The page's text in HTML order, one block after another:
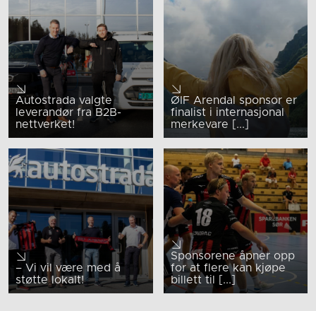
Autostrada valgte
leverandør fra B2B-
nettverket!
ØIF Arendal sponsor er
finalist i internasjonal
merkevare [...]
– Vi vil være med å
støtte lokalt!
Sponsorene åpner opp
for at flere kan kjøpe
billett til [...]